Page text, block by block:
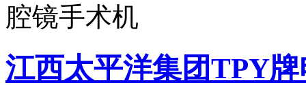
腔镜手术机
江西太平洋集团TPY